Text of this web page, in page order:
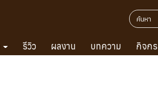
รีวิว ผลงาน บทความ กิจก